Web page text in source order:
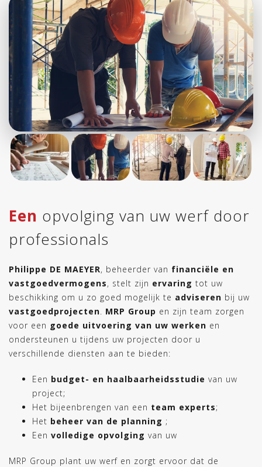
Een opvolging van uw werf door
professionals
Philippe DE MAEYER, beheerder van financiële en
vastgoedvermogens, stelt zijn ervaring tot uw
beschikking om u zo goed mogelijk te adviseren bij uw
vastgoedprojecten. MRP Group en zijn team zorgen
voor een goede uitvoering van uw werken en
ondersteunen u tijdens uw projecten door u
verschillende diensten aan te bieden:
Een budget- en haalbaarheidsstudie van uw
project;
Het bijeenbrengen van een team experts;
Het beheer van de planning ;
Een volledige opvolging van uw
MRP Group plant uw werf en zorgt ervoor dat de